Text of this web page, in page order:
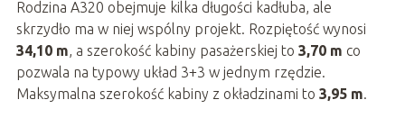
Rodzina A320 obejmuje kilka długości kadłuba, ale
skrzydło ma w niej wspólny projekt. Rozpiętość wynosi
34,10 m, a szerokość kabiny pasażerskiej to 3,70 m co
pozwala na typowy układ 3+3 w jednym rzędzie.
Maksymalna szerokość kabiny z okładzinami to 3,95 m.